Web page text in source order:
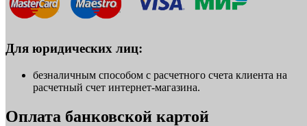
Для юридических лиц:
безналичным способом с расчетного счета клиента на
расчетный счет интернет-магазина.
Оплата банковской картой